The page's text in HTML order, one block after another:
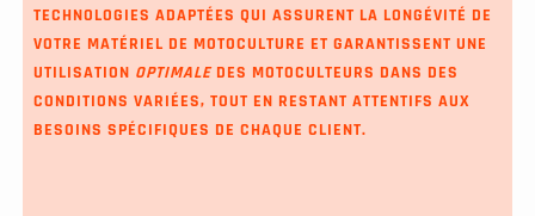
TECHNOLOGIES ADAPTÉES QUI ASSURENT LA LONGÉVITÉ DE
VOTRE MATÉRIEL DE MOTOCULTURE ET GARANTISSENT UNE
UTILISATION OPTIMALEDES MOTOCULTEURS DANS DES
CONDITIONS VARIÉES, TOUT EN RESTANT ATTENTIFS AUX
BESOINS SPÉCIFIQUES DE CHAQUE CLIENT.